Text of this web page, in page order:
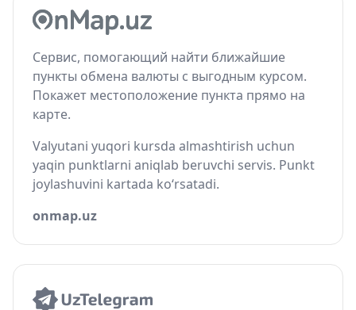
Сервис, помогающий найти ближайшие
пункты обмена валюты с выгодным курсом.
Покажет местоположение пункта прямо на
карте.
Valyutani yuqori kursda almashtirish uchun
yaqin punktlarni aniqlab beruvchi servis. Punkt
joylashuvini kartada ko‘rsatadi.
onmap.uz